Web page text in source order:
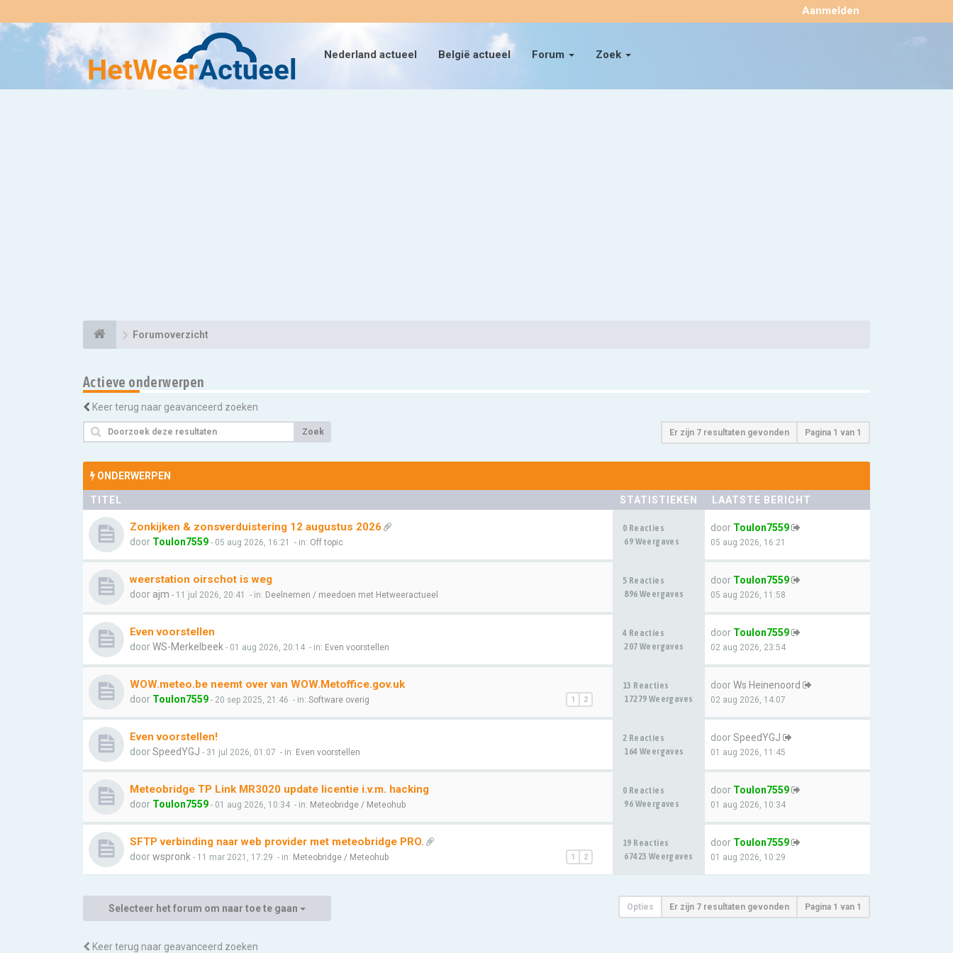
Nederland actueel België actueel Forum Zoek
Aanmelden ×
Forumoverzicht
Actieve onderwerpen
Keer terug naar geavanceerd zoeken
Zoek Er zijn 7 resultaten gevonden Pagina 1 van 1
ONDERWERPEN
TITEL STATISTIEKEN LAATSTE BERICHT
Zonkijken & zonsverduistering 12 augustus 2026
door Toulon7559 - 05 aug 2026, 16:21 - in: Off topic
0 Reacties
69 Weergaves
door Toulon7559
05 aug 2026, 16:21
weerstation oirschot is weg
door ajm - 11 jul 2026, 20:41 - in: Deelnemen / meedoen met Hetweeractueel
5 Reacties
896 Weergaves
door Toulon7559
05 aug 2026, 11:58
Even voorstellen
doorWS-Merkelbeek - 01 aug 2026, 20:14 - in: Even voorstellen
4 Reacties
207 Weergaves
door Toulon7559
02 aug 2026, 23:54
WOW.meteo.be neemt over van WOW.Metoffice.gov.uk
1 2
door Toulon7559 - 20 sep 2025, 21:46 - in: Software overig
13 Reacties
17279 Weergaves
doorWs Heinenoord
02 aug 2026, 14:07
Even voorstellen!
doorSpeedYGJ - 31 jul 2026, 01:07 - in: Even voorstellen
2 Reacties
164 Weergaves
doorSpeedYGJ
01 aug 2026, 11:45
Meteobridge TP Link MR3020 update licentie i.v.m. hacking
door Toulon7559 - 01 aug 2026, 10:34 - in: Meteobridge / Meteohub
0 Reacties
96 Weergaves
door Toulon7559
01 aug 2026, 10:34
SFTP verbinding naar web provider met meteobridge PRO.
1 2
doorwspronk - 11 mar 2021, 17:29 - in: Meteobridge / Meteohub
19 Reacties
67423 Weergaves
door Toulon7559
01 aug 2026, 10:29
Opties Er zijn 7 resultaten gevonden Pagina 1 van 1
Selecteer het forum om naar toe te gaan
Keer terug naar geavanceerd zoeken